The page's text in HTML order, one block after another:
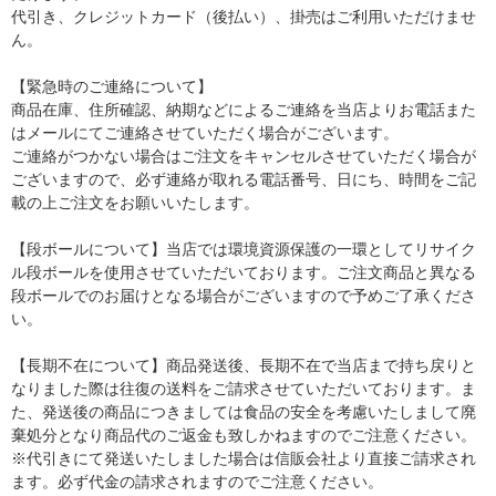
代引き、クレジットカード（後払い）、掛売はご利用いただけませ
ん。
【緊急時のご連絡について】
商品在庫、住所確認、納期などによるご連絡を当店よりお電話また
はメールにてご連絡させていただく場合がございます。
ご連絡がつかない場合はご注文をキャンセルさせていただく場合が
ございますので、必ず連絡が取れる電話番号、日にち、時間をご記
載の上ご注文をお願いいたします。
【段ボールについて】当店では環境資源保護の一環としてリサイク
ル段ボールを使用させていただいております。ご注文商品と異なる
段ボールでのお届けとなる場合がございますので予めご了承くださ
い。
【長期不在について】商品発送後、長期不在で当店まで持ち戻りと
なりました際は往復の送料をご請求させていただいております。ま
た、発送後の商品につきましては食品の安全を考慮いたしまして廃
棄処分となり商品代のご返金も致しかねますのでご注意ください。
※代引きにて発送いたしました場合は信販会社より直接ご請求され
ます。必ず代金の請求されますのでご注意ください。